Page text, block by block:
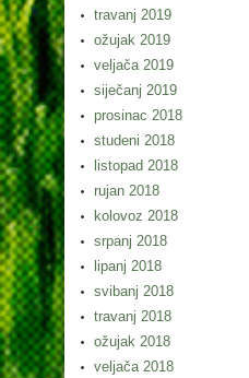
travanj 2019
ožujak 2019
veljača 2019
siječanj 2019
prosinac 2018
studeni 2018
listopad 2018
rujan 2018
kolovoz 2018
srpanj 2018
lipanj 2018
svibanj 2018
travanj 2018
ožujak 2018
veljača 2018